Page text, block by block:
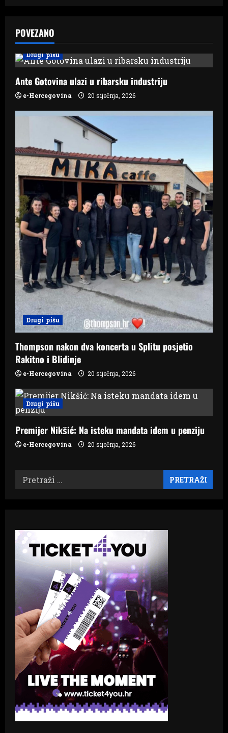
i
g
a
t
o
n
POVEZANO
Drugi pišu
Ante Gotovina ulazi u ribarsku industriju
e-Hercegovina 20 siječnja, 2026
Drugi pišu
Thompson nakon dva koncerta u Splitu posjetio
Rakitno i Blidinje
e-Hercegovina 20 siječnja, 2026
Drugi pišu
Premijer Nikšić: Na isteku mandata idem u penziju
e-Hercegovina 20 siječnja, 2026
Pretraži: